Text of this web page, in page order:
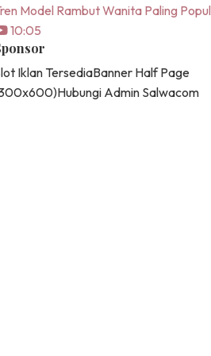
Model Rambut Wanita Paling
10:05
Iklan TersediaBanner Half Page
Hubungi Admin Salwacom